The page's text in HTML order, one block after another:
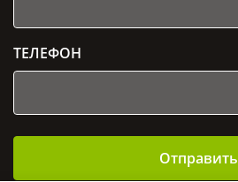
ТЕЛЕФОН
Отправить